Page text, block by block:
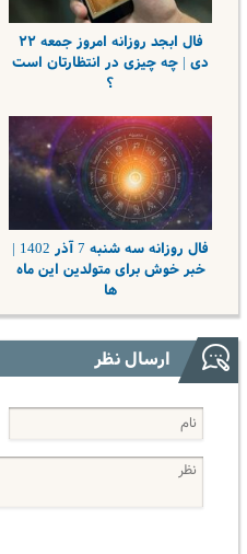
فال ابجد روزانه امروز جمعه ۲۲
دی | چه چیزی در انتظارتان است
؟
فال روزانه سه شنبه 7 آذر 1402 |
خبر خوش برای متولدین این ماه
ها
ارسال نظر